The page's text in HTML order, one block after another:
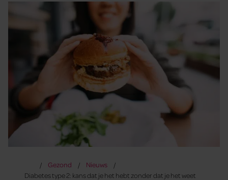
Gezond
Nieuws
Diabetes type 2: kans dat je het hebt zonder dat je het weet